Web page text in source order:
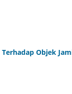
Objek